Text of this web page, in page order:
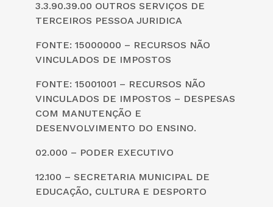
3.3.90.39.00 OUTROS SERVIÇOS DE
TERCEIROS PESSOA JURIDICA
FONTE: 15000000 – RECURSOS NÃO
VINCULADOS DE IMPOSTOS
FONTE: 15001001 – RECURSOS NÃO
VINCULADOS DE IMPOSTOS – DESPESAS
COM MANUTENÇÃO E
DESENVOLVIMENTO DO ENSINO.
02.000 – PODER EXECUTIVO
12.100 – SECRETARIA MUNICIPAL DE
EDUCAÇÃO, CULTURA E DESPORTO